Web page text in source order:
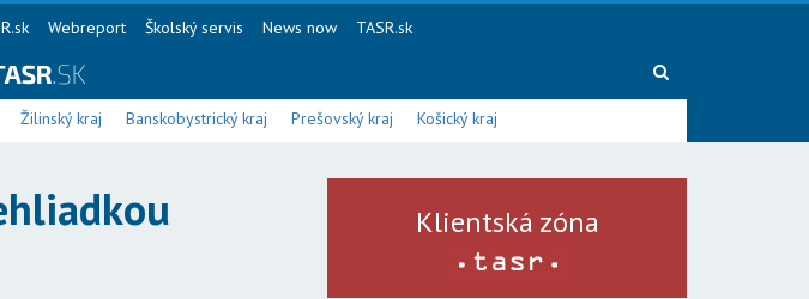
Webreport Školský servis News now TASR.sk
Žilinský kraj Banskobystrický kraj Prešovský kraj Košický kraj
Klientská zóna